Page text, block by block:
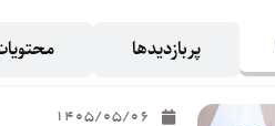
پربازدیدها
1405/05/06